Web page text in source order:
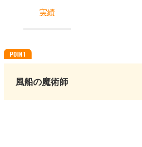
実績
風船の魔術師